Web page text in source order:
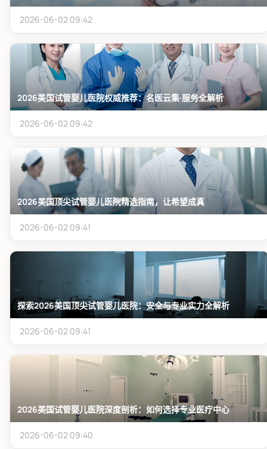
2026-06-02 09:42
2026美国试管婴儿医院权威推荐：名医云集·服务全解析
2026-06-02 09:42
2026美国顶尖试管婴儿医院精选指南，让希望成真
2026-06-02 09:41
探索2026美国顶尖试管婴儿医院：安全与专业实力全解析
2026-06-02 09:41
2026美国试管婴儿医院深度剖析：如何选择专业医疗中心
2026-06-02 09:40